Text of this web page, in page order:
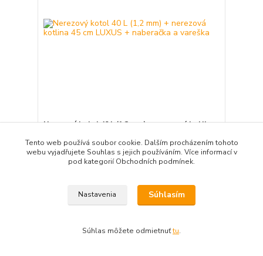
Nerezový kotol 40 L (1,2 mm) + nerezová kotlina
351,00 EUR/ks
285,37 EUR bez DPH expedícia 3-5 dní
Tento web používá soubor cookie. Dalším procházením tohoto
webu vyjadřujete Souhlas s jejich používáním. Více informací v
pod kategorií Obchodních podmínek.
Nastavenia Súhlasím
Súhlas môžete odmietnuťtu.